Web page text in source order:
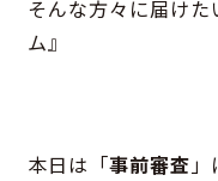
そんな方々に届け
ム』
本日は「事前審査